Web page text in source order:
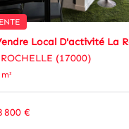
(17000)
800 €